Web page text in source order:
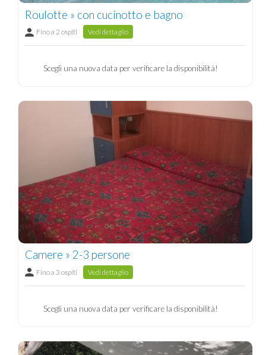
Roulotte » con cucinotto e bagno
Fino a 2 ospiti Vedi dettaglio
Scegli una nuova data per verificare la disponibilità!
Camere » 2-3 persone
Fino a 3 ospiti Vedi dettaglio
Scegli una nuova data per verificare la disponibilità!